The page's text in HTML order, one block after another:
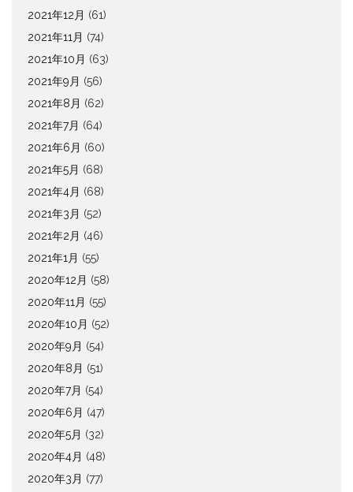
2021年12月 (61)
2021年11月 (74)
2021年10月 (63)
2021年9月 (56)
2021年8月 (62)
2021年7月 (64)
2021年6月 (60)
2021年5月 (68)
2021年4月 (68)
2021年3月 (52)
2021年2月 (46)
2021年1月 (55)
2020年12月 (58)
2020年11月 (55)
2020年10月 (52)
2020年9月 (54)
2020年8月 (51)
2020年7月 (54)
2020年6月 (47)
2020年5月 (32)
2020年4月 (48)
2020年3月 (77)